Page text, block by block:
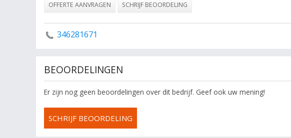
OFFERTE AANVRAGEN SCHRIJF BEOORDELING
346281671
BEOORDELINGEN
Er zijn nog geen beoordelingen over dit bedrijf. Geef ook uw mening!
SCHRIJF BEOORDELING